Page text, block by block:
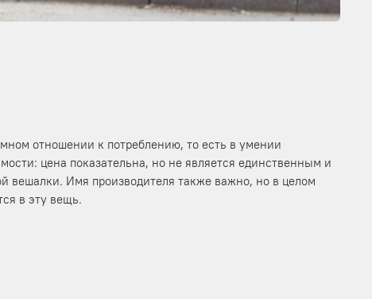
отношении к потреблению, то есть в умении
цена показательна, но не является единственным и
вешалки. Имя производителя также важно, но в целом
в эту вещь.